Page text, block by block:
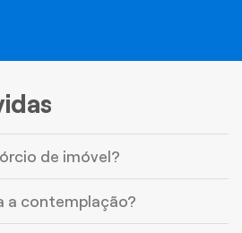
de imóvel?
a contemplação?